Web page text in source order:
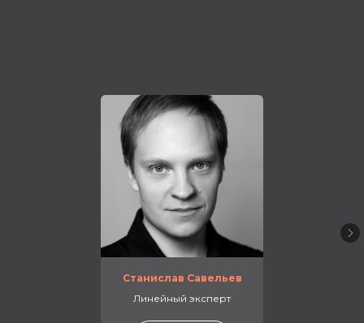
Станислав Савельев
Линейный эксперт